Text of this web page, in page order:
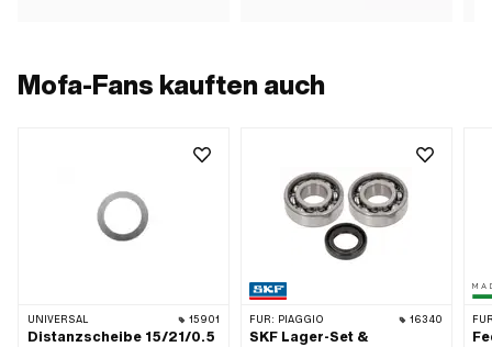
Mofa-Fans kauften auch
UNIVERSAL 15901
Distanzscheibe 15/21/0.5
FÜR: PIAGGIO 16340
SKF Lager-Set &